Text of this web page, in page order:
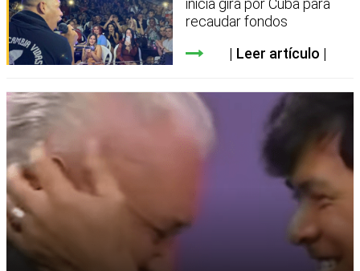
inicia gira por Cuba para
recaudar fondos
Leer artículo